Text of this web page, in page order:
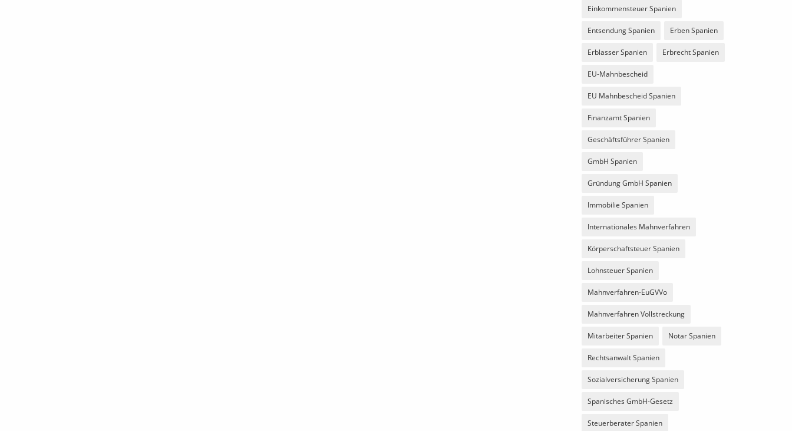
Einkommensteuer Spanien
Entsendung Spanien Erben Spanien
Erblasser Spanien Erbrecht Spanien
EU-Mahnbescheid
EU Mahnbescheid Spanien
Finanzamt Spanien
Geschäftsführer Spanien
GmbH Spanien
Gründung GmbH Spanien
Immobilie Spanien
Internationales Mahnverfahren
Körperschaftsteuer Spanien
Lohnsteuer Spanien
Mahnverfahren-EuGVVo
Mahnverfahren Vollstreckung
Mitarbeiter Spanien Notar Spanien
Rechtsanwalt Spanien
Sozialversicherung Spanien
Spanisches GmbH-Gesetz
Steuerberater Spanien